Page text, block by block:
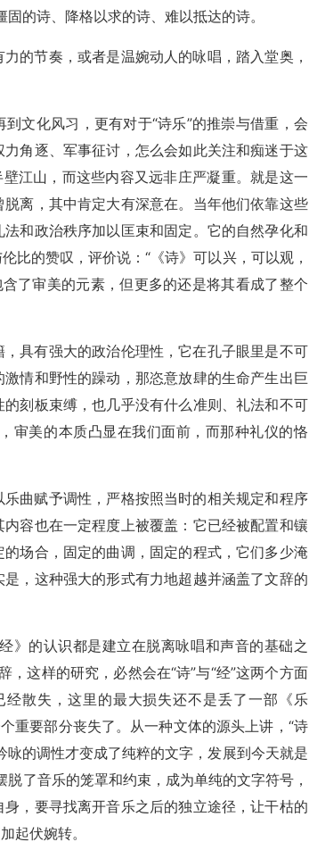
的诗、降格以求的诗、难以抵达的诗。
的节奏，或者是温婉动人的咏唱，踏入堂奥，
文化风习，更有对于“诗乐”的推崇与借重，会
角逐、军事征讨，怎么会如此关注和痴迷于这
江山，而这些内容又远非庄严凝重。就是这一
离，其中肯定大有深意在。当年他们依靠这些
和政治秩序加以匡束和固定。它的自然孕化和
比的赞叹，评价说：“《诗》可以兴，可以观，
了审美的元素，但更多的还是将其看成了整个
具有强大的政治伦理性，它在孔子眼里是不可
情和野性的躁动，那恣意放肆的生命产生出巨
刻板束缚，也几乎没有什么准则、礼法和不可
审美的本质凸显在我们面前，而那种礼仪的恪
曲赋予调性，严格按照当时的相关规定和程序
容也在一定程度上被覆盖：它已经被配置和镶
场合，固定的曲调，固定的程式，它们多少淹
，这种强大的形式有力地超越并涵盖了文辞的
》的认识都是建立在脱离咏唱和声音的基础之
，这样的研究，必然会在“诗”与“经”这两个方面
散失，这里的最大损失还不是丢了一部《乐
重要部分丧失了。从一种文体的源头上讲，“诗
的调性才变成了纯粹的文字，发展到今天就是
了音乐的笼罩和约束，成为单纯的文字符号，
，要寻找离开音乐之后的独立途径，让干枯的
起伏婉转。